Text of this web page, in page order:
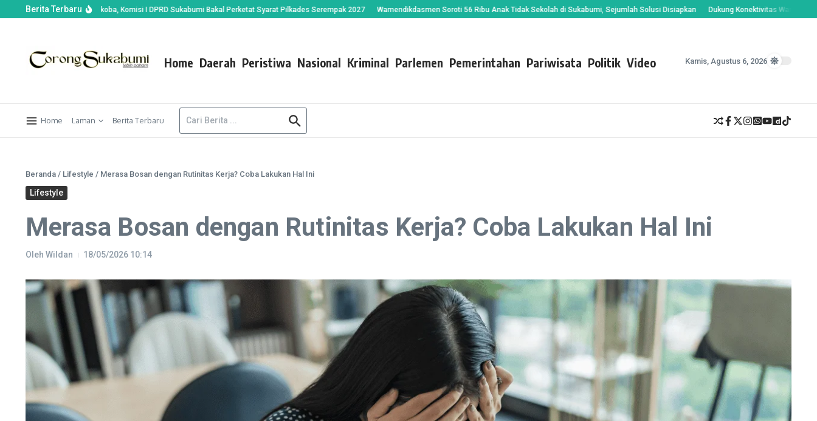
Berita Terbaru
Dijemput Unit Narkoba, Komisi I DPRD Sukabumi Bakal Perketat Syarat Pilkades Serempak 2027 Wamendikdasmen Soroti 56 Ribu Anak Tidak Sekolah di Sukabumi, Sejumlah Solusi Disiapkan Dukung Konektivitas Warga, Dinas
Home Daerah Peristiwa Nasional Kriminal Parlemen Pemerintahan Pariwisata Politik Video Kamis, Agustus 6, 2026
Home Laman Berita Terbaru
Beranda / Lifestyle / Merasa Bosan dengan Rutinitas Kerja? Coba Lakukan Hal Ini
Lifestyle
Merasa Bosan dengan Rutinitas Kerja? Coba Lakukan Hal Ini
Oleh Wildan 18/05/2026 10:14